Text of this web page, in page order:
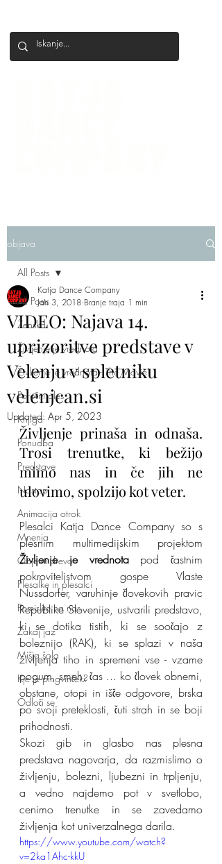
objava
All Posts
Ženska
Življenje je vrednota
Življenje je vrednota - The Movie!
Poročni ples
Knjiga
Ponudba
Predstave
Nastopi
Animacija otrok
Mnenja
Objemi drevo
Plesalke in plesalci
Pomislite na nas
Zakaj jaz
Mišja šola
Kje je pingvinček?
Odloči se
All Posts
VIDEO: Najava 14.
uprizoritve predstave v
Velenju v spletniku
velenjcan.si
Katja Dance Company
Jan 3, 2018 Branje traja 1 min
Updated: Apr 5, 2023
Življenje prinaša in odnaša.
Trosi trenutke, ki bežijo
mimo nas in če jih ne
ulovimo, spolzijo kot veter.
Plesalci Katja Dance Company so s
plesnim multimedijskim projektom
Življenje je vrednota pod častnim
pokroviteljstvom gospe Vlaste
Nussdorfer, varuhinje človekovih pravic
Republike Slovenije, ustvarili predstavo,
ki se dotika tistih, ki se soočajo z
boleznijo (RAK), ki se splazi v naša
življenja tiho in spremeni vse - vzame
pogum, smeh, čas ... ko človek obnemi,
obstane, otopi in išče odgovore, brska
po svoji preteklosti, čuti strah in se boji
prihodnosti.
Skozi gib in glasbo nas plesna
predstava nagovarja, da razmislimo o
življenju, bolezni, ljubezni in trpljenju,
a vedno najdemo pot v svetlobo,
cenimo trenutke in se zavedamo
življenja kot univerzalnega darila.
https://www.youtube.com/watch?
v=2ka1Ahc-kkU